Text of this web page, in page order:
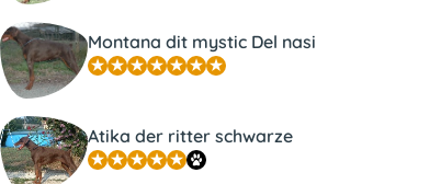
Montana dit mystic Del nasi
Atika der ritter schwarze